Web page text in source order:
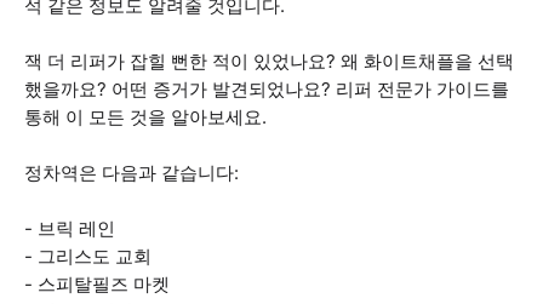
석 같은 정보도 알려줄 것입니다.
잭 더 리퍼가 잡힐 뻔한 적이 있었나요? 왜 화이트채플을 선택
했을까요? 어떤 증거가 발견되었나요? 리퍼 전문가 가이드를
통해 이 모든 것을 알아보세요.
정차역은 다음과 같습니다:
- 브릭 레인
- 그리스도 교회
- 스피탈필즈 마켓